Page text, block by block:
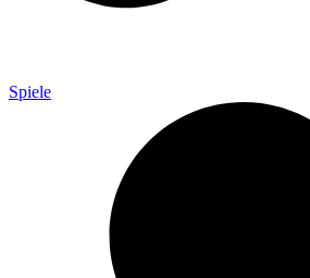
Spiele